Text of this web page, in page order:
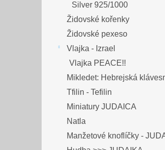
Silver 925/1000
Židovské kořenky
Židovské pexeso
Vlajka - Izrael
Vlajka PEACE!!
Mikledet: Hebrejská
Tfilin - Tefilin
Miniatury JUDAICA
Natla
Manžetové knoflíčky -